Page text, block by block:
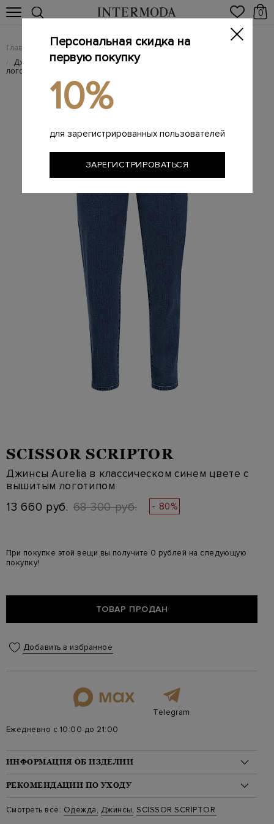
0
Главная Женщинам / Женская одежда / Женские джинсы
/ Джинсы Aurelia в классическом синем цвете с вышитым
логотипом
SCISSOR SCRIPTOR
Джинсы Aurelia в классическом синем цвете с
вышитым логотипом
13 660 руб. 68 300 руб. - 80%
При покупке этой вещи вы получите 0 рублей на следующую
покупку!
ТОВАР ПРОДАН
Добавить в избранное
Telegram
Ежедневно с 10:00 до 21:00
ИНФОРМАЦИЯ ОБ ИЗДЕЛИИ
Материал: хлопок 94%, кашемир 4%, полиуретан 2%
На модели: 175/81/61/91 на модели размер 29
Стиль: Mom's, Высокая посадка, Застежка-молния
Цвет: Синий
РЕКОМЕНДАЦИИ ПО УХОДУ
Стирка: Деликатная стирка при температуре воды до 30
Смотреть все: Одежда, Джинсы, SCISSOR SCRIPTOR
Персональная скидка на
первую покупку
10%
для зарегистрированных пользователей
ЗАРЕГИСТРИРОВАТЬСЯ